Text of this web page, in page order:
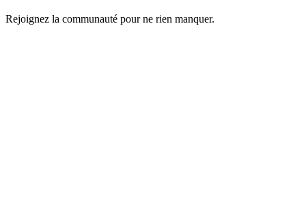
Rejoignez la communauté pour ne rien manquer.